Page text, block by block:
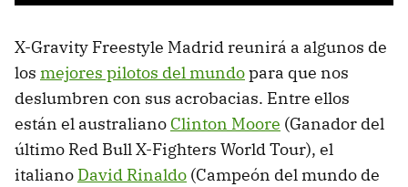
X-Gravity Freestyle Madrid reunirá a algunos de
los mejores pilotos del mundopara que nos
deslumbren con sus acrobacias. Entre ellos
están el australiano Clinton Moore (Ganador del
último Red Bull X-Fighters World Tour), el
italiano David Rinaldo (Campeón del mundo de